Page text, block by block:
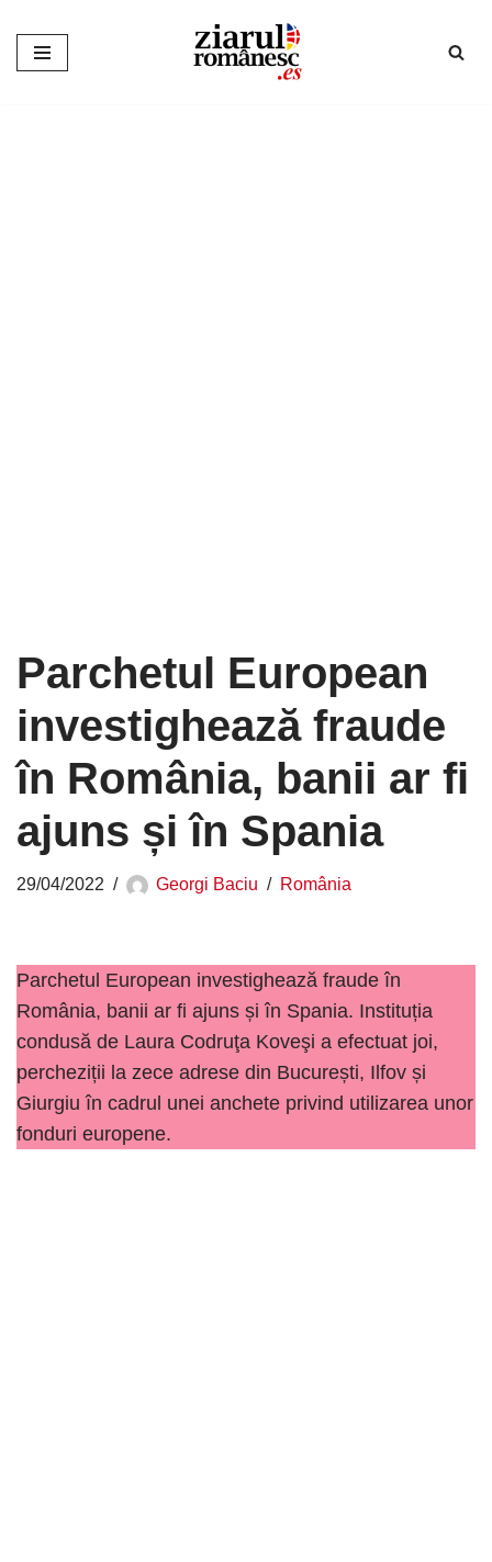
Sari
Parchetul European
investighează fraude
în România, banii ar fi
ajuns și în Spania
29/04/2022 Georgi Baciu România
Parchetul European investighează fraude în
România, banii ar fi ajuns și în Spania. Instituția
condusă de Laura Codruţa Koveşi a efectuat joi,
percheziții la zece adrese din București, Ilfov și
Giurgiu în cadrul unei anchete privind utilizarea unor
fonduri europene.